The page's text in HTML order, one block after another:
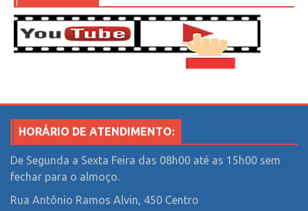
HORÁRIO DE ATENDIMENTO:
De Segunda a Sexta Feira das 08h00 até as 15h00 sem
fechar para o almoço.
Rua Antônio Ramos Alvin, 450 Centro